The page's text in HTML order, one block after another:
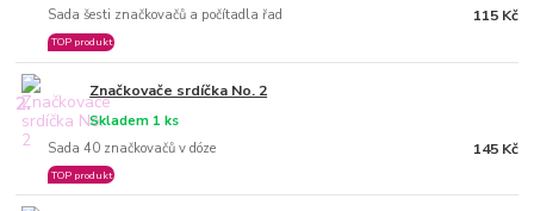
Sada šesti značkovačů a počítadla řad
TOP produkt
115 Kč
2. Značkovače srdíčka No. 2
Sada 40 značkovačů v dóze
Skladem 1 ks
TOP produkt
145 Kč